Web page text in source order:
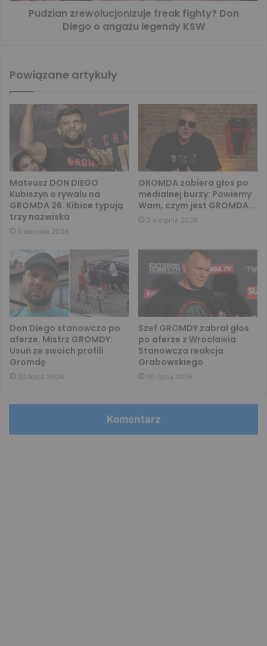
Pudzian zrewolucjonizuje freak fighty? Don
Diego o angażu legendy KSW
Powiązane artykuły
Mateusz DON DIEGO
Kubiszyn o rywalu na
GROMDA 26. Kibice typują
trzy nazwiska
5 sierpnia 2026
GROMDA zabiera głos po
medialnej burzy: Powiemy
Wam, czym jest GROMDA…
3 sierpnia 2026
Don Diego stanowczo po
aferze. Mistrz GROMDY:
Usuń ze swoich profili
Gromdę
30 lipca 2026
Szef GROMDY zabrał głos
po aferze z Wrocławia.
Stanowcza reakcja
Grabowskiego
30 lipca 2026
Komentarz